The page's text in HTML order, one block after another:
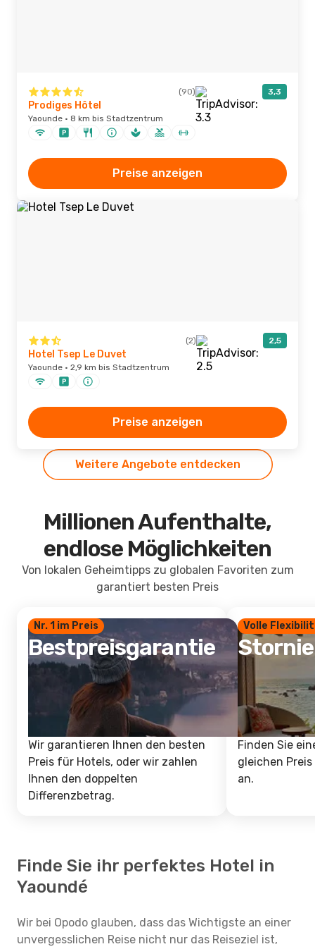
(90) 3,3
Prodiges Hôtel
Yaounde · 8 km bis Stadtzentrum
Preise anzeigen
(2) 2,5
Hotel Tsep Le Duvet
Yaounde · 2,9 km bis Stadtzentrum
Preise anzeigen
Weitere Angebote entdecken
Millionen Aufenthalte,
endlose Möglichkeiten
Von lokalen Geheimtipps zu globalen Favoriten zum
garantiert besten Preis
Nr. 1 im Preis
Bestpreisgarantie
Wir garantieren Ihnen den besten
Preis für Hotels, oder wir zahlen
Ihnen den doppelten
Differenzbetrag.
Volle
Finden Sie
gleichen
an.
Finde Sie ihr perfektes Hotel in
Yaoundé
Wir bei Opodo glauben, dass das Wichtigste an einer
unvergesslichen Reise nicht nur das Reiseziel ist,